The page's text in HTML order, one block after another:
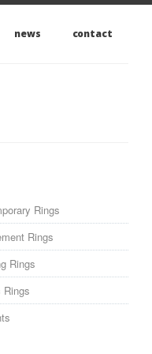
news contact
Rings
Rings
Rings
Rings